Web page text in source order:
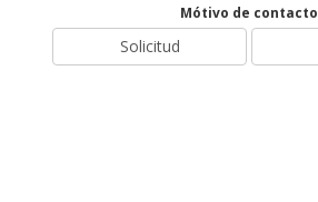
Mótivo de contacto
Solicitud